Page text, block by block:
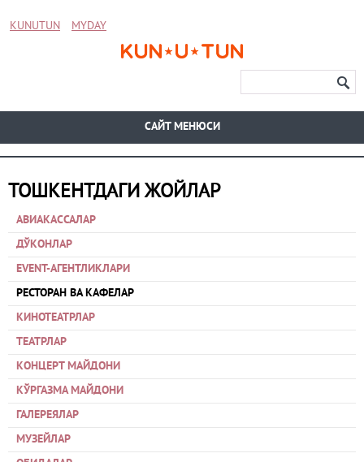
KUNUTUN MYDAY
CАЙТ МЕНЮСИ
ТОШКЕНТДАГИ ЖОЙЛАР
АВИАКАССАЛАР
ДЎКОНЛАР
EVENT-АГЕНТЛИКЛАРИ
РЕСТОРАН ВА КАФЕЛАР
КИНОТЕАТРЛАР
ТЕАТРЛАР
КОНЦЕРТ МАЙДОНИ
КЎРГАЗМА МАЙДОНИ
ГАЛЕРЕЯЛАР
МУЗЕЙЛАР